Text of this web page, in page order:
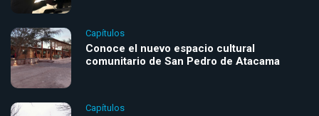
Capítulos
Conoce el nuevo espacio cultural
comunitario de San Pedro de Atacama
Capítulos